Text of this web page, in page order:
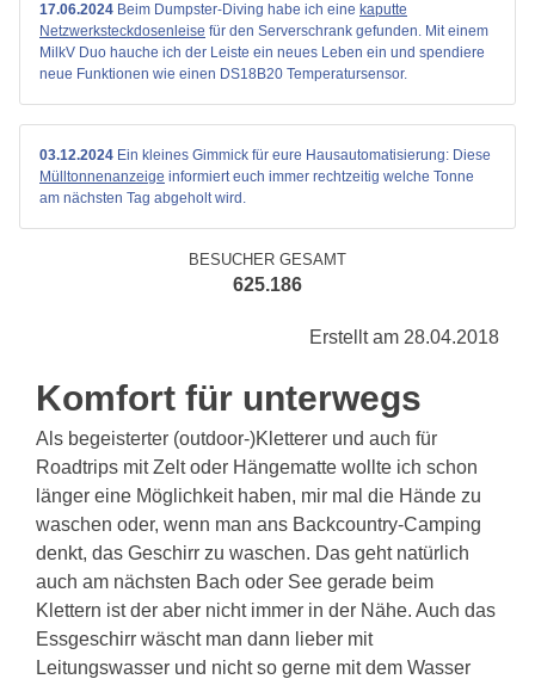
17.06.2024 Beim Dumpster-Diving habe ich eine kaputte
Netzwerksteckdosenleise für den Serverschrank gefunden. Mit einem
MilkV Duo hauche ich der Leiste ein neues Leben ein und spendiere
neue Funktionen wie einen DS18B20 Temperatursensor.
03.12.2024 Ein kleines Gimmick für eure Hausautomatisierung: Diese
Mülltonnenanzeige informiert euch immer rechtzeitig welche Tonne
am nächsten Tag abgeholt wird.
BESUCHER GESAMT
625.186
Erstellt am 28.04.2018
Komfort für unterwegs
Als begeisterter (outdoor-)Kletterer und auch für
Roadtrips mit Zelt oder Hängematte wollte ich schon
länger eine Möglichkeit haben, mir mal die Hände zu
waschen oder, wenn man ans Backcountry-Camping
denkt, das Geschirr zu waschen. Das geht natürlich
auch am nächsten Bach oder See gerade beim
Klettern ist der aber nicht immer in der Nähe. Auch das
Essgeschirr wäscht man dann lieber mit
Leitungswasser und nicht so gerne mit dem Wasser